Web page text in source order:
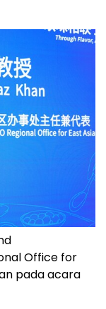
Office for
pada acara